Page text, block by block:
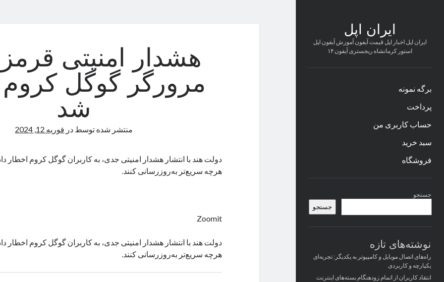
ایران اپل
ایران اپل اخبار اپل قیمت آیفون آموزش آیفون اپل
استور کرمانشاه ریجستری آیفون ۱۴
برگه نمونه
پرداخت
حساب کاربری من
سبد خرید
فروشگاه
کناری
جستجو
جستجو
نوشته‌های تازه
راه‌های اتصال موبایل و کامپیوتر به یکدیگر: تجربه‌ای
یکپارچه و کاربردی
انتقاد کاربران از اتمام زودهنگام بسته‌های اینترنت
هشدار امنیتی
مرورگر گوگل کروم
شد
منتشر شده توسط در فوریه 12, 2024
دولت هند با انتشار هشدار امنیتی جدی، به کاربران گوگل کروم اخطار
هرچه سریع‌تر به‌‌روزرسانی کنند.
Zoomit
دولت هند با انتشار هشدار امنیتی جدی، به کاربران گوگل کروم اخطار
هرچه سریع‌تر به‌‌روزرسانی کنند.